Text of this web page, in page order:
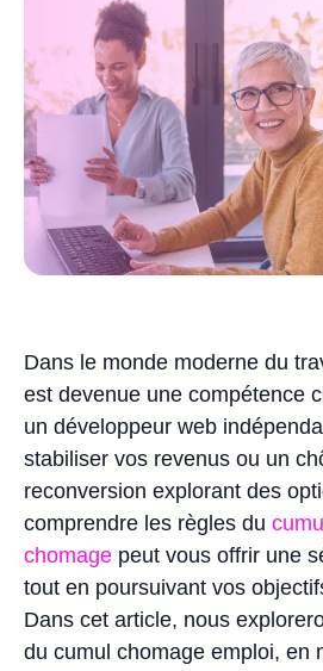
Dans le monde moderne du
est devenue une compétence
un développeur web
stabiliser vos revenus ou un
reconversion explorant des
comprendre les règles du
chomage peut vous offrir une
tout en poursuivant vos
Dans cet article, nous
du cumul chomage emploi, en